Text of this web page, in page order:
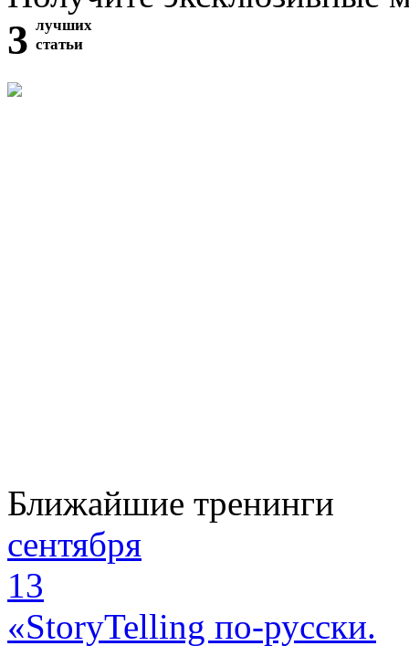
3 лучших
статьи
Ближайшие тренинги
сентября
13
«StoryTelling по-русски.